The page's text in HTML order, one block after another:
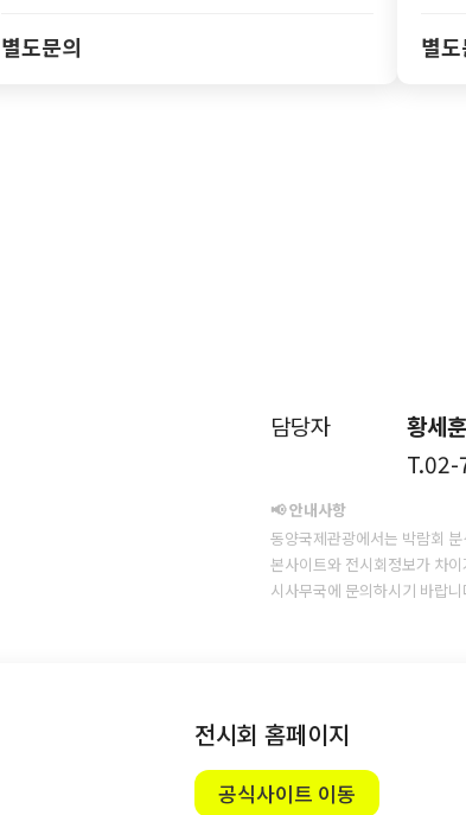
별도문의 별
담당자 황세훈
📢 안내사항
동양국제관광에서는 박람회
본사이트와 전시회정보가 차
시사무국에 문의하시기 바랍
전시회 홈페이지
공식사이트 이동